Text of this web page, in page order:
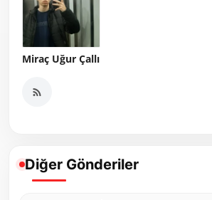
Miraç Uğur Çallı
Diğer Gönderiler